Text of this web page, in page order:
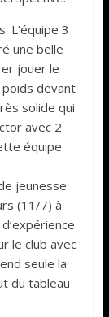
L’équipe 3
une belle
jouer le
poids devant
solide qui
avec 2
équipe
jeunesse
(11/7) à
le club avec
seule la
du tableau